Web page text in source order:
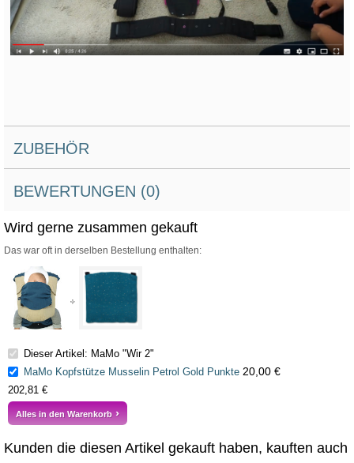
ZUBEHÖR
BEWERTUNGEN (0)
Wird gerne zusammen gekauft
Das war oft in derselben Bestellung enthalten:
Dieser Artikel: MaMo "Wir 2"
MaMo Kopfstütze Musselin Petrol Gold Punkte 20,00 €
202,81 €
Alles in den Warenkorb
Kunden die diesen Artikel gekauft haben, kauften auch